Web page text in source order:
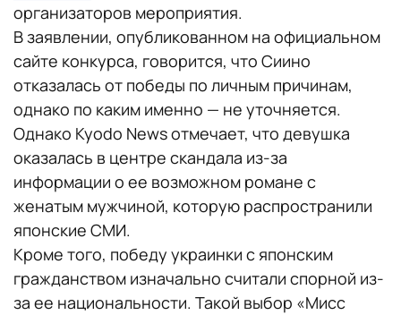
организаторов мероприятия.
В заявлении, опубликованном на официальном
сайте конкурса, говорится, что Сиино
отказалась от победы по личным причинам,
однако по каким именно — не уточняется.
Однако Kyodo News отмечает, что девушка
оказалась в центре скандала из-за
информации о ее возможном романе с
женатым мужчиной, которую распространили
японские СМИ.
Кроме того, победу украинки с японским
гражданством изначально считали спорной из-
за ее национальности. Такой выбор «Мисс